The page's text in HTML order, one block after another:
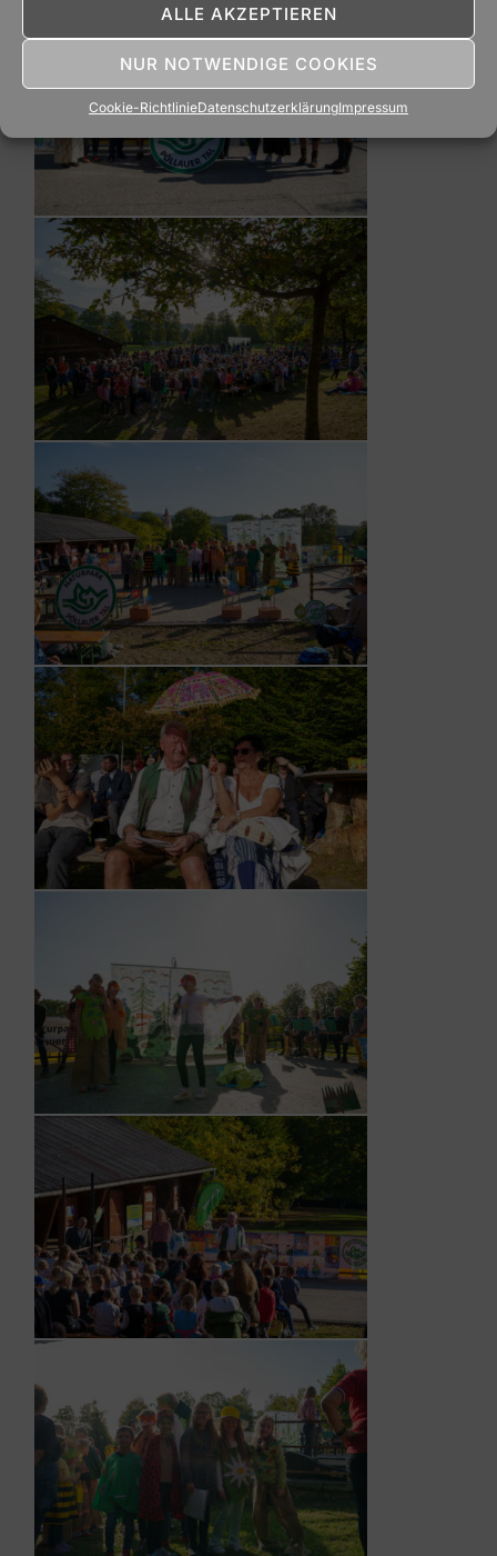
ALLE AKZEPTIEREN
NUR NOTWENDIGE COOKIES
Cookie-RichtlinieDatenschutzerklärungImpressum